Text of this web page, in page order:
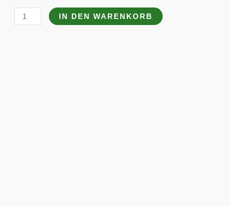
Heuchera
micrantha
IN DEN WARENKORB